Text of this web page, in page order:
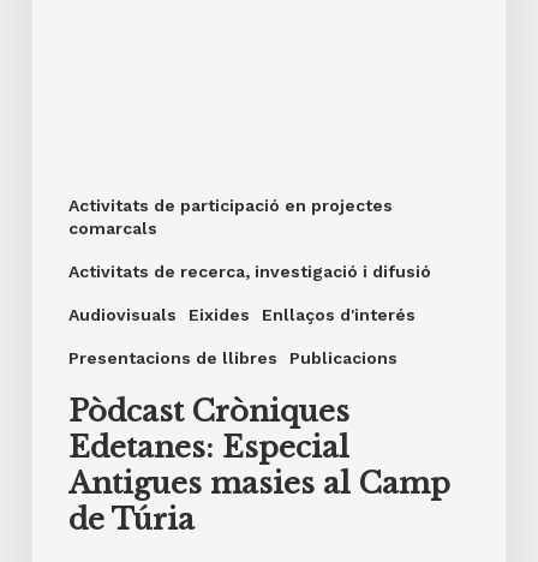
Activitats de participació en projectes
comarcals
Activitats de recerca, investigació i difusió
Audiovisuals Eixides Enllaços d'interés
Presentacions de llibres Publicacions
Pòdcast Cròniques
Edetanes: Especial
Antigues masies al Camp
de Túria